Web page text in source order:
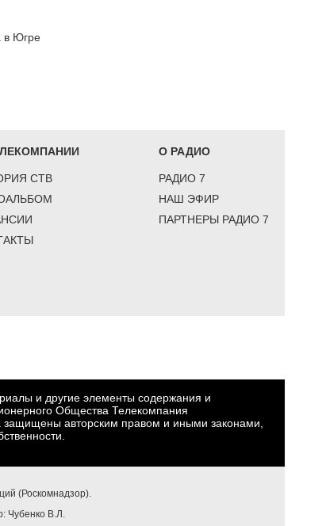
в Югре
СТВ
О РАДИО
РАДИО 7
НАШ ЭФИР
ПАРТНЕРЫ РАДИО 7
и другие элементы содержания и
Общества Телекомпания
авторским правом и иными законами,
(Роскомнадзор).
Чубенко В.Л.